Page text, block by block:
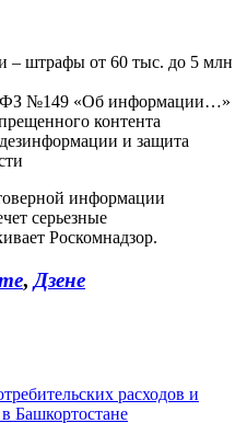
– штрафы от 60 тыс. до 5 млн
ФЗ №149 «Об информации…»
контента
и защита
информации
серьезные
Роскомнадзор.
, Дзене